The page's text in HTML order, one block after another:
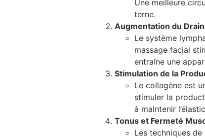
Une meilleure
terne.
Augmentation du
Le système
massage facial
entraîne une
Stimulation de la
Le collagène est
stimuler la
à maintenir
Tonus et Fermeté
Les techniques